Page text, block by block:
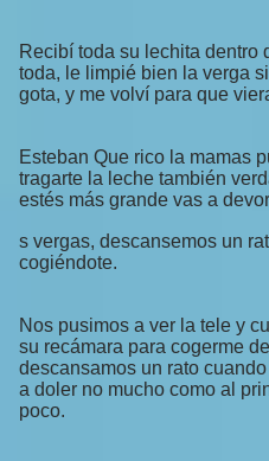
Recibí toda su lechita dentro
toda, le limpié bien la verga
gota, y me volví para que
Esteban Que rico la mamas
tragarte la leche también
estés más grande vas a
s vergas, descansemos un
cogiéndote.
Nos pusimos a ver la tele y
su recámara para cogerme
descansamos un rato
a doler no mucho como al
poco.